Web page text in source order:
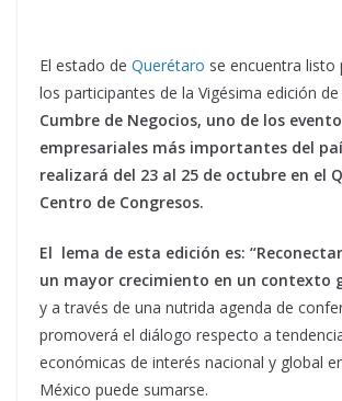
El estado de Querétaro se encuentra listo
los participantes de la Vigésima edición de
Cumbre de Negocios, uno de los
empresariales más importantes del
realizará del 23 al 25 de octubre en el
Centro de Congresos.
El lema de esta edición es:
un mayor crecimiento en un contexto
y a través de una nutrida agenda de
promoverá el diálogo respecto a
económicas de interés nacional y global
México puede sumarse.